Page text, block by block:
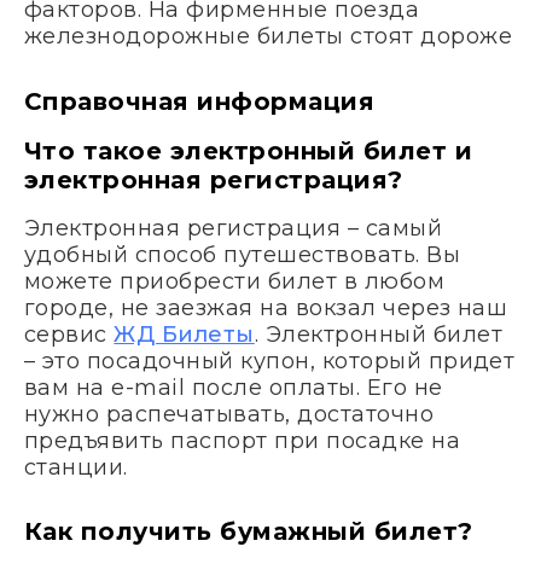
факторов. На фирменные поезда
железнодорожные билеты стоят дороже
Справочная информация
Что такое электронный билет и
электронная регистрация?
Электронная регистрация – самый
удобный способ путешествовать. Вы
можете приобрести билет в любом
городе, не заезжая на вокзал через наш
сервисЖД Билеты. Электронный билет
– это посадочный купон, который придет
вам на e-mail после оплаты. Его не
нужно распечатывать, достаточно
предъявить паспорт при посадке на
станции.
Как получить бумажный билет?